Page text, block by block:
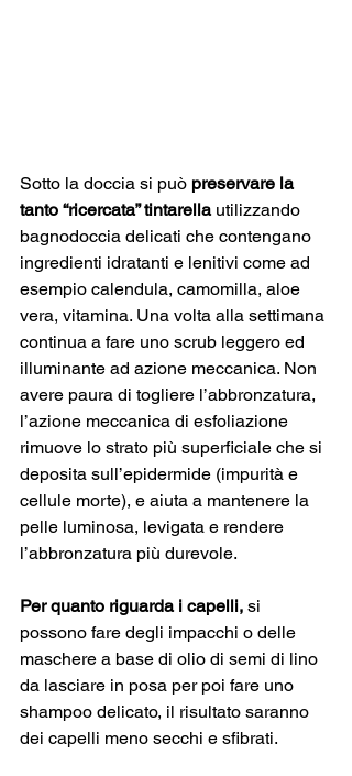
Sotto la doccia si può preservare la
tanto “ricercata” tintarella utilizzando
bagnodoccia delicati che contengano
ingredienti idratanti e lenitivi come ad
esempio calendula, camomilla, aloe
vera, vitamina. Una volta alla settimana
continua a fare uno scrub leggero ed
illuminante ad azione meccanica. Non
avere paura di togliere l’abbronzatura,
l’azione meccanica di esfoliazione
rimuove lo strato più superficiale che si
deposita sull’epidermide (impurità e
cellule morte), e aiuta a mantenere la
pelle luminosa, levigata e rendere
l’abbronzatura più durevole.
Per quanto riguarda i capelli, si
possono fare degli impacchi o delle
maschere a base di olio di semi di lino
da lasciare in posa per poi fare uno
shampoo delicato, il risultato saranno
dei capelli meno secchi e sfibrati.